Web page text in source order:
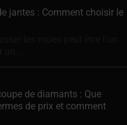
jantes : Comment choisir le
de diamants : Que
de prix et comment